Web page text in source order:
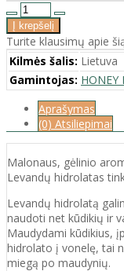
Turite klausimų apie
Kilmės šalis: Lietuva
Gamintojas: HONEY
Aprašymas
(0) Atsiliepimai
Malonaus, gėlinio
Levandų hidrolatas
Levandų hidrolatą
naudoti net kūdikių ir
Maudydami kūdikius,
hidrolato į vonelę, tai
miegą po maudynių.